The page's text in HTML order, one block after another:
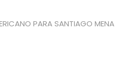
PARA SANTIAGO MENA